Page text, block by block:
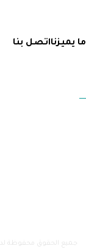
ما يميزنااتصل بنا
جميع الحقوق محفوظة